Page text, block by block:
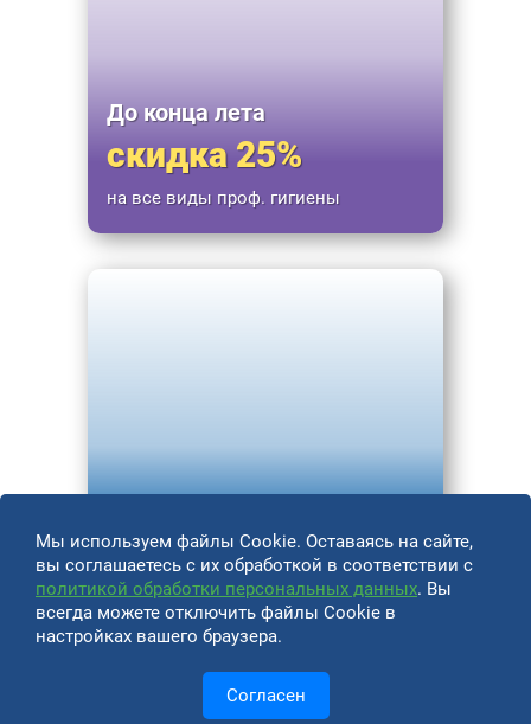
До конца лета
скидка 25%
на все виды проф. гигиены
До конца лета
скидка 15%
на ортопедическое лечение
Посмотреть все актуальные акции →
Мы используем файлы Cookie. Оставаясь на сайте,
вы соглашаетесь с их обработкой в соответствии с
политикой обработки персональных данных. Вы
всегда можете отключить файлы Cookie в
настройках вашего браузера.
Согласен